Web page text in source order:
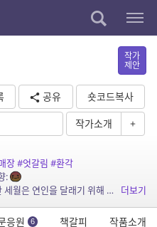
작가
제안
공유
숏코드복사
작가소개 +
장#엇갈림 #환각
:
소개: 최근 연인과 시간을 보내지 못한 세월은 연인을 달래기 위해 지인들과 함께 별장으로 여행을 떠나게 된다. 별장에 가던 도중, 길을 잘못 들어끝도 없이 늘어선 노오란 해바라기 밭으로 ...
더보기
응원 6 책갈피 작품소개